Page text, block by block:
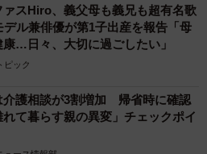
ァスHiro、義父母も義兄も超有名歌
デル兼俳優が第1子出産を報告「母
…日々、大切に過ごしたい」
ピック
介護相談が3割増加 帰省時に確認
れて暮らす親の異変」チェックポイ